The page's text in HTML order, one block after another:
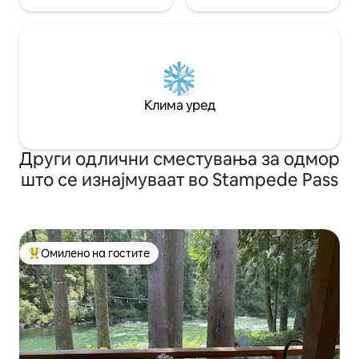
Клима уред
Други одлични сместувања за одмор
што се изнајмуваат во Stampede Pass
Меѓу најуспешните „Омилени на гостите“
Омилено на гостите